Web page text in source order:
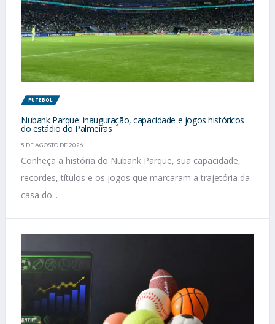
FUTEBOL
Nubank Parque: inauguração, capacidade e jogos históricos
do estádio do Palmeiras
5 DE AGOSTO DE 2026
Conheça a história do Nubank Parque, sua capacidade,
recordes, títulos e os jogos que marcaram a trajetória da
casa do...